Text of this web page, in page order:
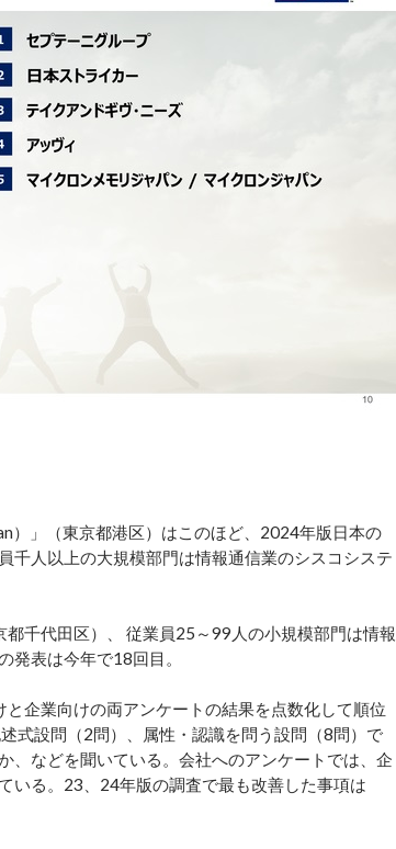
）」（東京都港区）はこのほど、2024年版日本の
千人以上の大規模部門は情報通信業のシスコシステ
千代田区）、 従業員25～99人の小規模部門は情報
発表は今年で18回目。
企業向けの両アンケートの結果を点数化して順位
式設問（2問）、属性・認識を問う設問（8問）で
、などを聞いている。会社へのアンケートでは、企
いる。23、24年版の調査で最も改善した事項は